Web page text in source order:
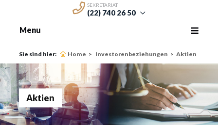
SEKRETARIAT
(22) 740 26 50
Menu
Sie sind hier: Home Investorenbeziehungen Aktien
Aktien